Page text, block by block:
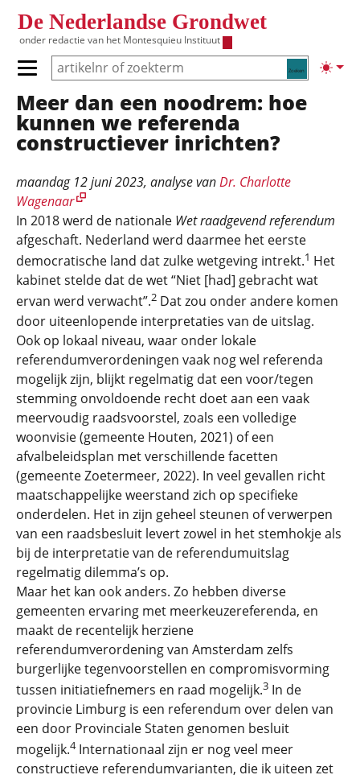
De Nederlandse Grondwet
onder redactie van het Montesquieu Instituut
Zoeken
Primair menu tonen/verbergen
Hoofdnavigatie
Meer dan een noodrem: hoe
kunnen we referenda
constructiever inrichten?
maandag 12 juni 2023, analyse vanDr. Charlotte
Wagenaar
In 2018 werd de nationale Wet raadgevend referendum
afgeschaft. Nederland werd daarmee het eerste
democratische land dat zulke wetgeving intrekt.1 Het
kabinet stelde dat de wet “Niet [had] gebracht wat
ervan werd verwacht”.2 Dat zou onder andere komen
door uiteenlopende interpretaties van de uitslag.
Ook op lokaal niveau, waar onder lokale
referendumverordeningen vaak nog wel referenda
mogelijk zijn, blijkt regelmatig dat een voor/tegen
stemming onvoldoende recht doet aan een vaak
meervoudig raadsvoorstel, zoals een volledige
woonvisie (gemeente Houten, 2021) of een
afvalbeleidsplan met verschillende facetten
(gemeente Zoetermeer, 2022). In veel gevallen richt
maatschappelijke weerstand zich op specifieke
onderdelen. Het in zijn geheel steunen of verwerpen
van een raadsbesluit levert zowel in het stemhokje als
bij de interpretatie van de referendumuitslag
regelmatig dilemma’s op.
Maar het kan ook anders. Zo hebben diverse
gemeenten ervaring met meerkeuzereferenda, en
maakt de recentelijk herziene
referendumverordening van Amsterdam zelfs
burgerlijke tegenvoorstellen en compromisvorming
tussen initiatiefnemers en raad mogelijk.3 In de
provincie Limburg is een referendum over delen van
een door Provinciale Staten genomen besluit
mogelijk.4Internationaal zijn er nog veel meer
constructieve referendumvarianten, die ik uiteen zet